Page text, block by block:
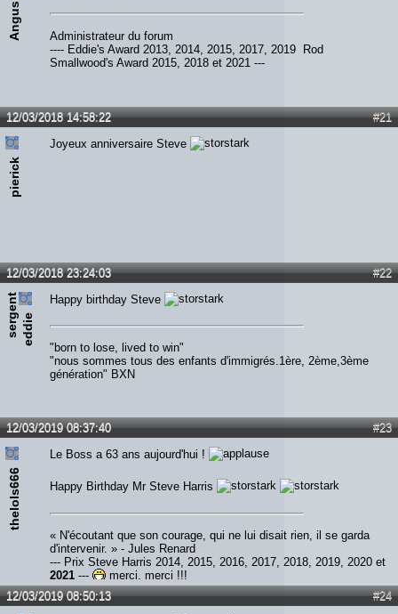
Angus
Administrateur du forum
---- Eddie's Award 2013, 2014, 2015, 2017, 2019 Rod
Smallwood's Award 2015, 2018 et 2021 ---
#21
12/03/2018 14:58:22
pierick
Joyeux anniversaire Steve
#22
12/03/2018 23:24:03
s
e
rg
e
n
t
e
d
d
ie
Happy birthday Steve
"born to lose, lived to win"
"nous sommes tous des enfants d'immigrés.1ère, 2ème,3ème
génération" BXN
#23
12/03/2019 08:37:40
thelols666
Le Boss a 63 ans aujourd'hui !
Happy Birthday Mr Steve Harris
« N'écoutant que son courage, qui ne lui disait rien, il se garda
d'intervenir. » - Jules Renard
--- Prix Steve Harris 2014, 2015, 2016, 2017, 2018, 2019, 2020 et
2021 ---
merci, merci !!!
#24
12/03/2019 08:50:13